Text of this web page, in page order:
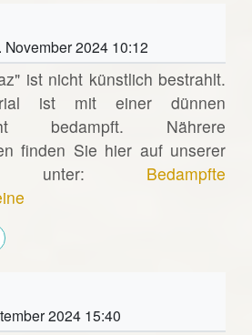
November 2024 10:12
ist nicht künstlich bestrahlt.
ist mit einer dünnen
bedampft. Nährere
finden Sie hier auf unserer
unter: Bedampfte
2024 15:40